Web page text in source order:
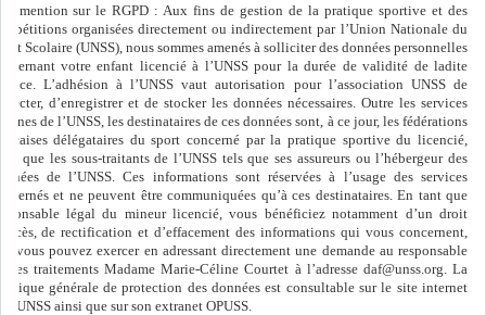
mention sur le RGPD : Aux fins de gestion de la pratique sportive et des
organisées directement ou indirectement par l’Union Nationale du
Scolaire (UNSS), nous sommes amenés à solliciter des données personnelles
votre enfant licencié à l’UNSS pour la durée de validité de ladite
L’adhésion à l’UNSS vaut autorisation pour l’association UNSS de
d’enregistrer et de stocker les données nécessaires. Outre les services
de l’UNSS, les destinataires de ces données sont, à ce jour, les fédérations
délégataires du sport concerné par la pratique sportive du licencié,
que les sous-traitants de l’UNSS tels que ses assureurs ou l’hébergeur des
de l’UNSS. Ces informations sont réservées à l’usage des services
et ne peuvent être communiquées qu’à ces destinataires. En tant que
légal du mineur licencié, vous bénéficiez notamment d’un droit
de rectification et d’effacement des informations qui vous concernent,
vous pouvez exercer en adressant directement une demande au responsable
ces traitements Madame Marie-Céline Courtet à l’adresse daf@unss.org. La
générale de protection des données est consultable sur le site internet
l’UNSS ainsi que sur son extranet OPUSS.